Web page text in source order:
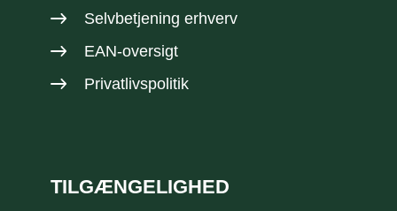
Selvbetjening erhverv
EAN-oversigt
Privatlivspolitik
TILGÆNGELIGHED